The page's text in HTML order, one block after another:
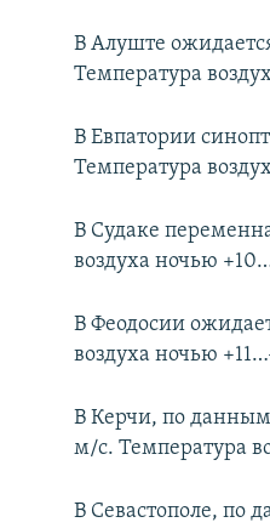
В Алуште
Температура
В Евпатории
Температура
В Судаке
воздуха ночью
В Феодосии
воздуха ночью
В Керчи, по данным
м/с. Температура
В Севастополе, по